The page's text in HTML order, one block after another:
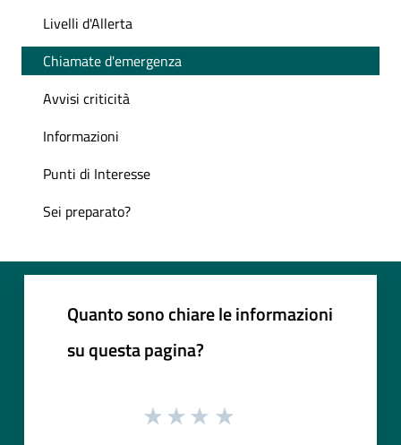
Livelli d'Allerta
Chiamate d'emergenza
Avvisi criticità
Informazioni
Punti di Interesse
Sei preparato?
Quanto sono chiare le informazioni
su questa pagina?